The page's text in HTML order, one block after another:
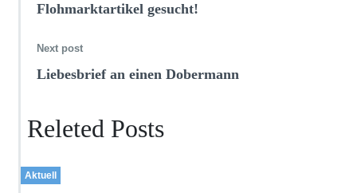
Flohmarktartikel gesucht!
Next post
Liebesbrief an einen Dobermann
Releted Posts
Aktuell